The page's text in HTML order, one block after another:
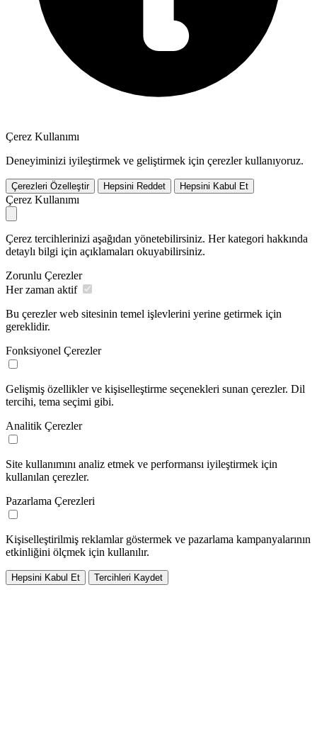
Çerez Kullanımı
Deneyiminizi iyileştirmek ve geliştirmek için çerezler kullanıyoruz.
Çerezleri Özelleştir Hepsini Reddet Hepsini Kabul Et
Çerez Kullanımı
Çerez tercihlerinizi aşağıdan yönetebilirsiniz. Her kategori hakkında
detaylı bilgi için açıklamaları okuyabilirsiniz.
Zorunlu Çerezler
Her zaman aktif
Bu çerezler web sitesinin temel işlevlerini yerine getirmek için
gereklidir.
Fonksiyonel Çerezler
Gelişmiş özellikler ve kişiselleştirme seçenekleri sunan çerezler. Dil
tercihi, tema seçimi gibi.
Analitik Çerezler
Site kullanımını analiz etmek ve performansı iyileştirmek için
kullanılan çerezler.
Pazarlama Çerezleri
Kişiselleştirilmiş reklamlar göstermek ve pazarlama kampanyalarının
etkinliğini ölçmek için kullanılır.
Hepsini Kabul Et Tercihleri Kaydet